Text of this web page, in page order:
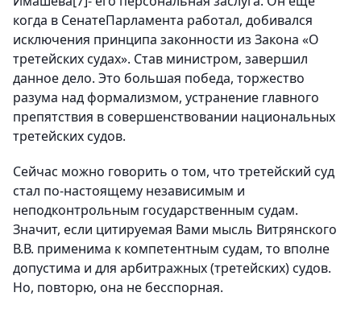
когда в СенатеПарламента работал, добивался
исключения принципа законности из Закона «О
третейских судах». Став министром, завершил
данное дело. Это большая победа, торжество
разума над формализмом, устранение главного
препятствия в совершенствовании национальных
третейских судов.
Сейчас можно говорить о том, что третейский суд
стал по-настоящему независимым и
неподконтрольным государственным судам.
Значит, если цитируемая Вами мысль Витрянского
В.В. применима к компетентным судам, то вполне
допустима и для арбитражных (третейских) судов.
Но, повторю, она не бесспорная.